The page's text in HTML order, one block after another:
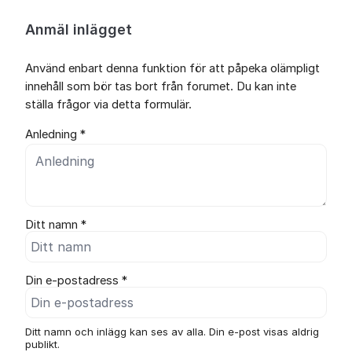
Anmäl inlägget
Använd enbart denna funktion för att påpeka olämpligt
innehåll som bör tas bort från forumet. Du kan inte
ställa frågor via detta formulär.
Anledning *
Ditt namn *
Din e-postadress *
Ditt namn och inlägg kan ses av alla. Din e-post visas aldrig
publikt.